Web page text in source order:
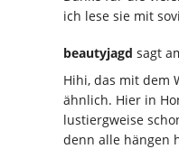
ich lese sie mit
beautyjagd sagt
Hihi, das mit dem
ähnlich. Hier in
lustiergweise
denn alle hängen